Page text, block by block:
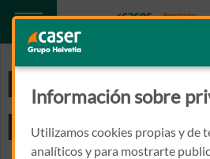
Preguntas
Frecuentes
Información sobre
Utilizamos cookies propias y de
analíticos y para mostrarte